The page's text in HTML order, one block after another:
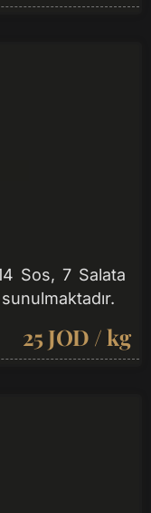
Sos, 7 Salata
25 JOD / kg